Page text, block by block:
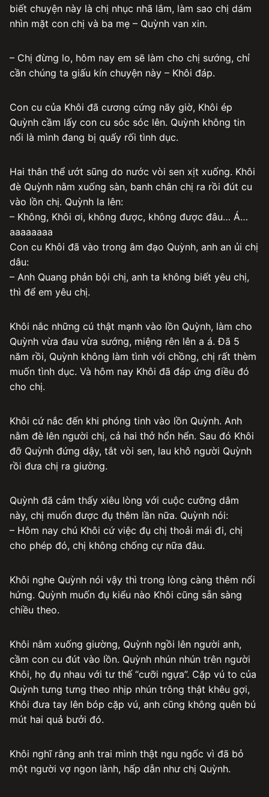
biết chuyện này là chị nhục nhã lắm, làm sao chị dám
nhìn mặt con chị và ba mẹ – Quỳnh van xin.
– Chị đừng lo, hôm nay em sẽ làm cho chị sướng, chỉ
cần chúng ta giấu kín chuyện này – Khôi đáp.
Con cu của Khôi đã cương cứng nãy giờ, Khôi ép
Quỳnh cầm lấy con cu sóc sóc lên. Quỳnh không tin
nổi là mình đang bị quấy rối tình dục.
Hai thân thể ướt sũng do nước vòi sen xịt xuống. Khôi
đè Quỳnh nằm xuống sàn, banh chân chị ra rồi đút cu
vào lồn chị. Quỳnh la lên:
– Không, Khôi ơi, không được, không được đâu… Á…
aaaaaaaa
Con cu Khôi đã vào trong âm đạo Quỳnh, anh an ủi chị
dâu:
– Anh Quang phản bội chị, anh ta không biết yêu chị,
thì để em yêu chị.
Khôi nắc những cú thật mạnh vào lồn Quỳnh, làm cho
Quỳnh vừa đau vừa sướng, miệng rên lên a á. Đã 5
năm rồi, Quỳnh không làm tình với chồng, chị rất thèm
muốn tình dục. Và hôm nay Khôi đã đáp ứng điều đó
cho chị.
Khôi cứ nắc đến khi phóng tinh vào lồn Quỳnh. Anh
nằm đè lên người chị, cả hai thở hổn hển. Sau đó Khôi
đỡ Quỳnh đứng dậy, tắt vòi sen, lau khô người Quỳnh
rồi đưa chị ra giường.
Quỳnh đã cảm thấy xiêu lòng với cuộc cưỡng dâm
này, chị muốn được đụ thêm lần nữa. Quỳnh nói:
– Hôm nay chú Khôi cứ việc đụ chị thoải mái đi, chị
cho phép đó, chị không chống cự nữa đâu.
Khôi nghe Quỳnh nói vậy thì trong lòng càng thêm nổi
hứng. Quỳnh muốn đụ kiểu nào Khôi cũng sẵn sàng
chiều theo.
Khôi nằm xuống giường, Quỳnh ngồi lên người anh,
cầm con cu đút vào lồn. Quỳnh nhún nhún trên người
Khôi, họ đụ nhau với tư thế “cưỡi ngựa”. Cặp vú to của
Quỳnh tưng tưng theo nhịp nhún trông thật khêu gợi,
Khôi đưa tay lên bóp cặp vú, anh cũng không quên bú
mút hai quả bưởi đó.
Khôi nghĩ rằng anh trai mình thật ngu ngốc vì đã bỏ
một người vợ ngon lành, hấp dẫn như chị Quỳnh.